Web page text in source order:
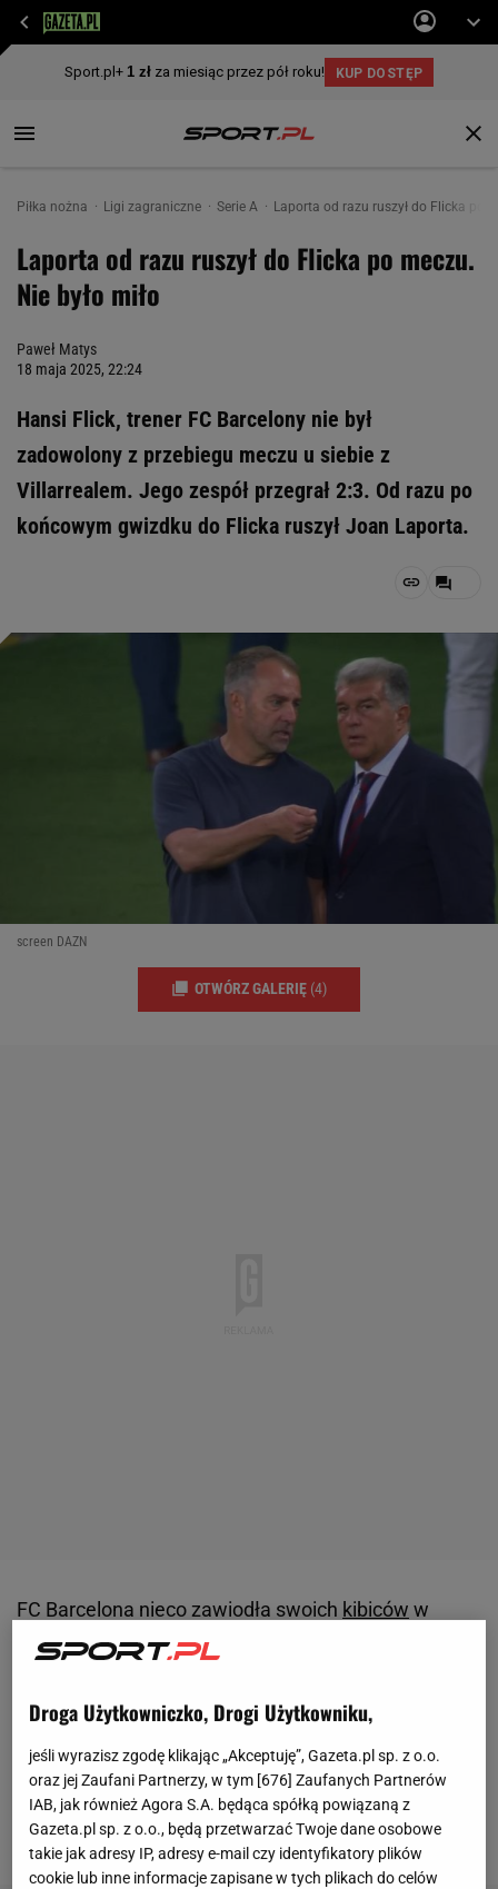
Piłka nożna Ligi zagraniczne Serie A Laporta od razu ruszył do Flicka po
Laporta od razu ruszył do Flicka po meczu.
Nie było miło
Paweł Matys
18 maja 2025, 22:24
Hansi Flick, trener FC Barcelony nie był
zadowolony z przebiegu meczu u siebie z
Villarrealem. Jego zespół przegrał 2:3. Od razu po
końcowym gwizdku do Flicka ruszył Joan Laporta.
screen DAZN
OTWÓRZ GALERIĘ (4)
FC Barcelona nieco zawiodła swoich kibiców w
ostatnim meczu przed własną publicznością w tym
Robertem Lewandowskimw składzie przegrała z
przerwy prowadziła 2:1. W efekcie wielkie
świętowanie zdobycia 28. tytułu mistrza Hiszpanii
zostało lekko zakłócone.
Droga Użytkowniczko, Drogi Użytkowniku,
jeśli wyrazisz zgodę klikając „Akceptuję”, Gazeta.pl sp. z o.o.
oraz jej Zaufani Partnerzy, w tym [676] Zaufanych Partnerów
IAB, jak również Agora S.A. będąca spółką powiązaną z
Gazeta.pl sp. z o.o., będą przetwarzać Twoje dane osobowe
takie jak adresy IP, adresy e-mail czy identyfikatory plików
cookie lub inne informacje zapisane w tych plikach do celów